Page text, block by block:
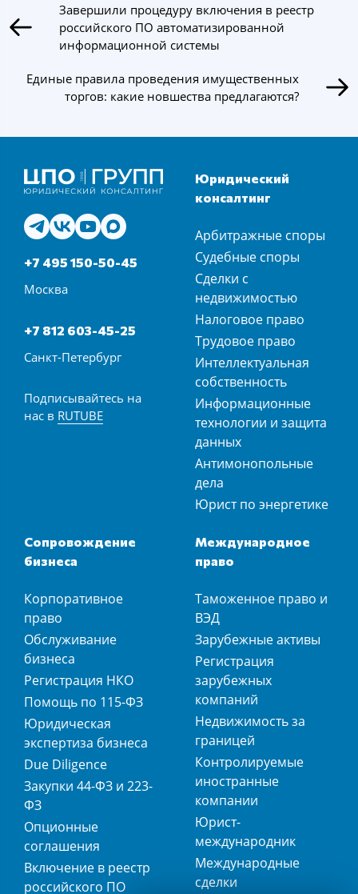
Завершили процедуру включения в реестр
российского ПО автоматизированной
информационной системы
Единые правила проведения имущественных
торгов: какие новшества предлагаются?
+7 495 150-50-45
Москва
+7 812 603-45-25
Санкт-Петербург
Подписывайтесь на
нас в RUTUBE
Юридический
консалтинг
Арбитражные споры
Судебные споры
Сделки с
недвижимостью
Налоговое право
Трудовое право
Интеллектуальная
собственность
Информационные
технологии и защита
данных
Антимонопольные
дела
Юрист по энергетике
Сопровождение
бизнеса
Корпоративное
право
Обслуживание
бизнеса
Регистрация НКО
Помощь по 115-ФЗ
Юридическая
экспертиза бизнеса
Due Diligence
Закупки 44-ФЗ и 223-
ФЗ
Опционные
соглашения
Включение в реестр
российского ПО
Международное
право
Таможенное право и
ВЭД
Зарубежные активы
Регистрация
зарубежных
компаний
Недвижимость за
границей
Контролируемые
иностранные
компании
Юрист-
международник
Международные
сделки